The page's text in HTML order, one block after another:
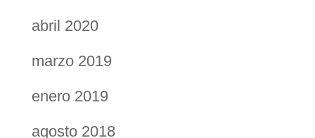
abril 2020
marzo 2019
enero 2019
agosto 2018